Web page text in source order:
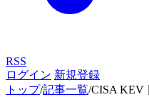
RSS
ログイン 新規登録
トップ/記事一覧/CISA KEV